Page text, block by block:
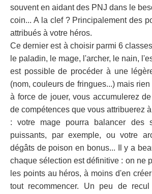
souvent en aidant des PNJ dans le
coin... A la clef ? Principalement des
attribués à votre héros.
Ce dernier est à choisir parmi 6
le paladin, le mage, l'archer, le nain,
est possible de procéder à une
(nom, couleurs de fringues...) mais
à force de jouer, vous accumulerez
de compétences que vous attribuerez
: votre mage pourra balancer des
puissants, par exemple, ou votre
dégâts de poison en bonus... Il y a
chaque sélection est définitive : on ne
les points au héros, à moins d'en
tout recommencer. Un peu de